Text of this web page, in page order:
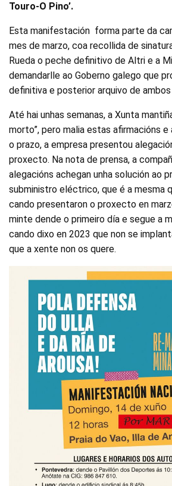
Touro-O Pino’.
Esta manifestación forma parte da
mes de marzo, coa recollida de
Rueda o peche definitivo de Altri e a
demandarlle ao Goberno galego que
definitiva e posterior arquivo de
Até hai unhas semanas, a Xunta
morto”, pero malia estas afirmacións
o prazo, a empresa presentou
proxecto. Na nota de prensa, a
alegacións achegan unha solución ao
subministro eléctrico, que é a mesma
cando presentaron o proxecto en
minte dende o primeiro día e segue a
cando dixo en 2023 que non se
que a xente non os quere.